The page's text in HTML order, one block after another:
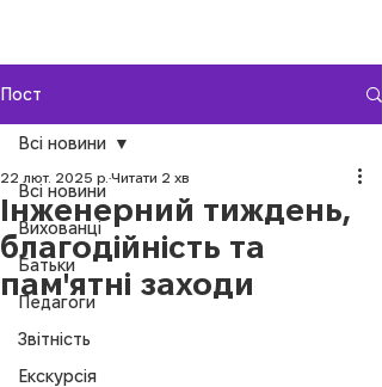
Пост
Всі новини
Вихованці
Батьки
Педагоги
Звітність
Екскурсія
Всі новини
Інженерний тиждень,
благодійність та
пам'ятні заходи
22 лют. 2025 р. Читати 2 хв